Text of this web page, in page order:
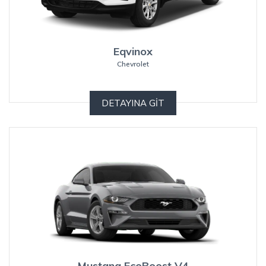
Eqvinox
Chevrolet
DETAYINA GİT